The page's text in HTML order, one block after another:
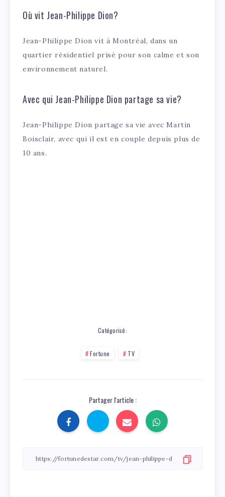
Où vit Jean-Philippe Dion?
Jean-Philippe Dion vit à Montréal, dans un
quartier résidentiel prisé pour son calme et son
environnement naturel.
Avec qui Jean-Philippe Dion partage sa vie?
Jean-Philippe Dion partage sa vie avec Martin
Boisclair, avec qui il est en couple depuis plus de
10 ans.
Catégorisé:
Fortune TV
Partager l'article :